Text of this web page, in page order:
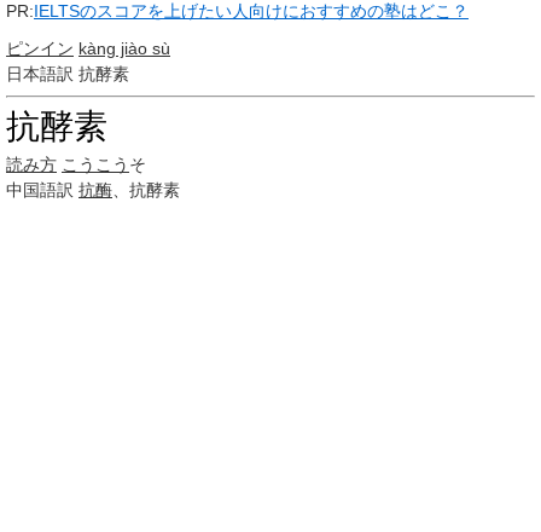
PR:IELTSのスコアを上げたい人向けにおすすめの塾はどこ？
ピンイン kàng jiào sù
日本語訳 抗酵素
抗酵素
読み方 こうこう そ
中国語訳 抗酶 、抗酵素